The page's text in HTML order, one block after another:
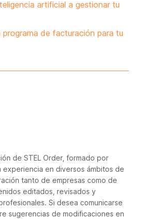
artificial a gestionar tu
programa de facturación para tu
de STEL Order, formado por
experiencia en diversos ámbitos de
tanto de empresas como de
editados, revisados y
Si desea comunicarse
sugerencias de modificaciones en